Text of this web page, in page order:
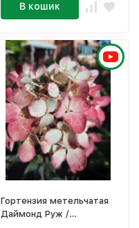
В кошик
Гортензия метельчатая
Даймонд Руж /